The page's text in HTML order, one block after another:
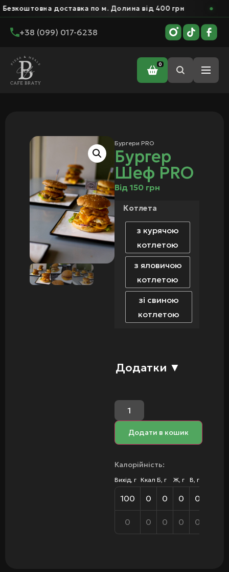
доставка по м. Долина від 400 грн
+38 (099) 017-6238
0
Головна /
Бургери PRO
Бургер
Шеф PRO
Від 150 грн
Котлета
з курячою
котлетою
з яловичою
котлетою
зі свиною
котлетою
Додатки ▼
Додати в кошик
Калорійність:
Вихід, г Ккал Б, г Ж, г В, г
100 0 0 0 0
0 0 0 0 0